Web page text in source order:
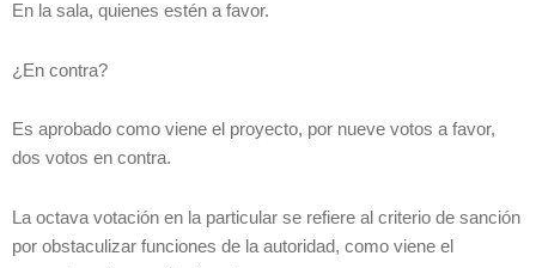
En la sala, quienes estén a favor.
¿En contra?
Es aprobado como viene el proyecto, por nueve votos a favor,
dos votos en contra.
La octava votación en la particular se refiere al criterio de sanción
por obstaculizar funciones de la autoridad, como viene el